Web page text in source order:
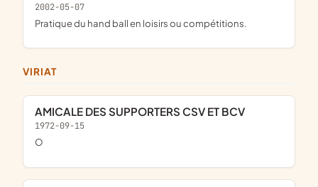
2002-05-07
pratique du hand ball en loisirs ou compétitions.
VIRIAT
AMICALE DES SUPPORTERS CSV ET BCV
1972-09-15
o